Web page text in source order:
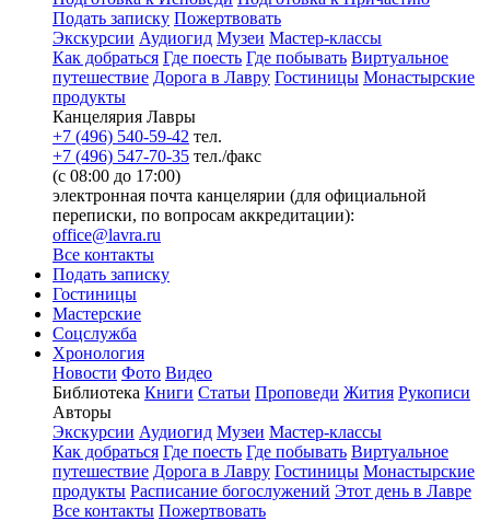
Подать записку Пожертвовать
Экскурсии Аудиогид Музеи Мастер-классы
Как добраться Где поесть Где побывать Виртуальное
путешествие Дорога в Лавру Гостиницы Монастырские
продукты
Канцелярия Лавры
+7 (496) 540-59-42 тел.
+7 (496) 547-70-35 тел./факс
(с 08:00 до 17:00)
электронная почта канцелярии (для официальной
переписки, по вопросам аккредитации):
office@lavra.ru
Все контакты
Подать записку
Гостиницы
Мастерские
Соцслужба
Хронология
Новости Фото Видео
Библиотека Книги Статьи Проповеди Жития Рукописи
Авторы
Экскурсии Аудиогид Музеи Мастер-классы
Как добраться Где поесть Где побывать Виртуальное
путешествие Дорога в Лавру Гостиницы Монастырские
продукты Расписание богослужений Этот день в Лавре
Все контакты Пожертвовать